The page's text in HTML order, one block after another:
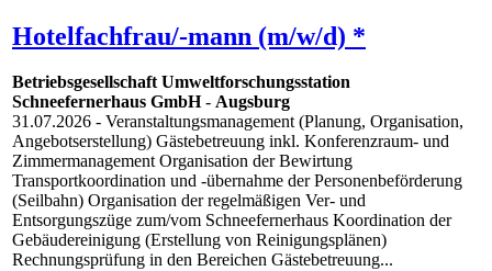
Hotelfachfrau/-mann (m/w/d) *
Betriebsgesellschaft Umweltforschungsstation
Schneefernerhaus GmbH- Augsburg
31.07.2026 - Veranstaltungsmanagement (Planung, Organisation,
Angebotserstellung) Gästebetreuung inkl. Konferenzraum- und
Zimmermanagement Organisation der Bewirtung
Transportkoordination und -übernahme der Personenbeförderung
(Seilbahn) Organisation der regelmäßigen Ver- und
Entsorgungszüge zum/vom Schneefernerhaus Koordination der
Gebäudereinigung (Erstellung von Reinigungsplänen)
Rechnungsprüfung in den Bereichen Gästebetreuung...